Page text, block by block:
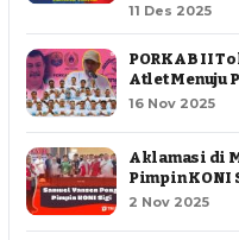
11 Des 2025
PORKAB II
Atlet Menuju
16 Nov 2025
Aklamasi di
Pimpin KONI
2 Nov 2025